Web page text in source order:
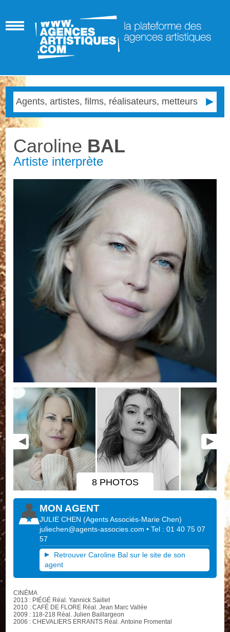
Caroline BAL
Artiste interprète
8 PHOTOS
MON AGENT
JULIE CHEN (Agents Associés-Marie Chen)
juliechen@agents-associes.com • Tel : 01 40 75 07
57
Retrouver Caroline Bal sur le site de son
agent
CINÉMA
2013 : PIÉGÉ Réal. Yannick Saillet
2010 : CAFÉ DE FLORE Réal. Jean Marc Vallée
2009 : 118-218 Réal. Julien Baillargeon
2006 : CHEVALIERS ERRANTS Réal. Antoine Fromental